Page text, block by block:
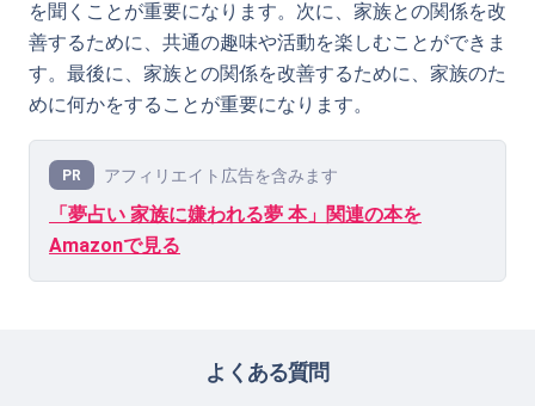
を聞くことが重要になります。次に、家族との関係を改
善するために、共通の趣味や活動を楽しむことができま
す。最後に、家族との関係を改善するために、家族のた
めに何かをすることが重要になります。
PR アフィリエイト広告を含みます
「夢占い 家族に嫌われる夢 本」関連の本を
Amazonで見る
よくある質問